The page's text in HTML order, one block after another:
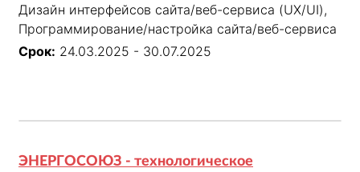
Дизайн интерфейсов сайта/веб-сервиса (UX/UI),
Программирование/настройка сайта/веб-сервиса
Срок: 24.03.2025 - 30.07.2025
ЭНЕРГОСОЮЗ - технологическое